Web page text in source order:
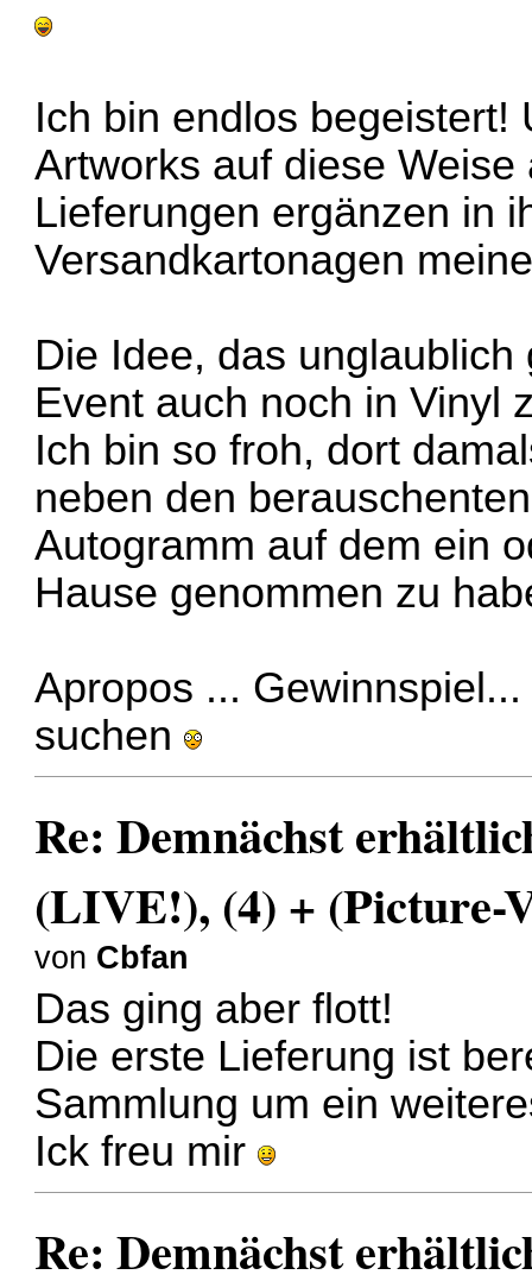
Ich bin endlos begeistert!
Artworks auf diese
Lieferungen ergänzen in
Versandkartonagen
Die Idee, das
Event auch noch in Vinyl
Ich bin so froh, dort
neben den
Autogramm auf dem ein
Hause genommen zu
Apropos ...
suchen
Re: Demnächst
(LIVE!), (4) + (Picture-
von Cbfan
Das ging aber flott!
Die erste Lieferung ist
Sammlung um ein
Ick freu mir
Re: Demnächst